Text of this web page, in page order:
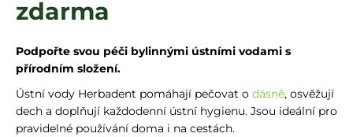
zdarma
Podpořte svou péči bylinnými ústními vodami s
přírodním složení.
Ústní vody Herbadent pomáhají pečovat o dásně, osvěžují
dech a doplňují každodenní ústní hygienu. Jsou ideální pro
pravidelné používání doma i na cestách.